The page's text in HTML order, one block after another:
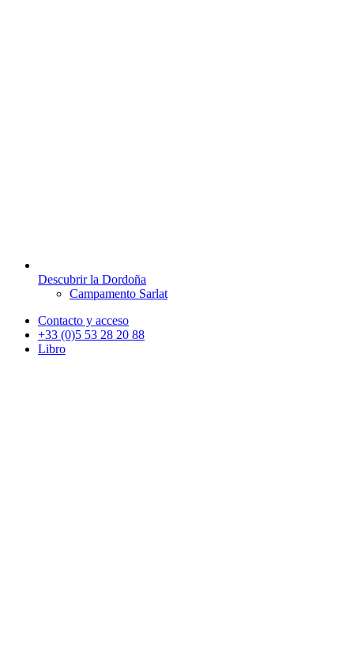
Descubrir la Dordoña
Campamento Sarlat
Contacto y acceso
+33 (0)5 53 28 20 88
Libro